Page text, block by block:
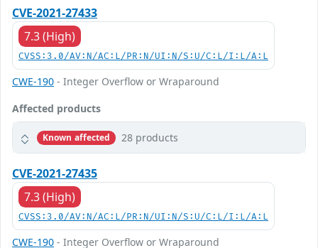
CVE-2021-27433
7.3 (High)
CVSS:3.0/AV:N/AC:L/PR:N/UI:N/S:U/C:L/I:L/A:L
CWE-190 - Integer Overflow or Wraparound
Affected products
Known affected 28 products
CVE-2021-27435
7.3 (High)
CVSS:3.0/AV:N/AC:L/PR:N/UI:N/S:U/C:L/I:L/A:L
CWE-190 - Integer Overflow or Wraparound